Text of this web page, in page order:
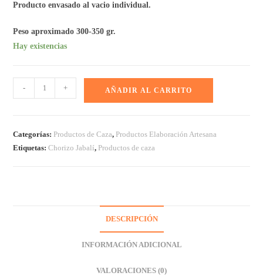
Producto envasado al vacio individual.
Peso aproximado 300-350 gr.
Hay existencias
- + AÑADIR AL CARRITO
Categorías: Productos de Caza, Productos Elaboración Artesana
Etiquetas:Chorizo Jabalí, Productos de caza
DESCRIPCIÓN
INFORMACIÓN ADICIONAL
VALORACIONES (0)